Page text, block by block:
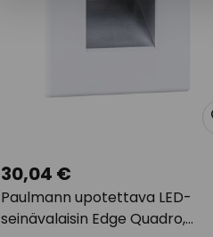
Paulmann upotettava LED-
seinävalaisin Edge Quadro,
30,04 €